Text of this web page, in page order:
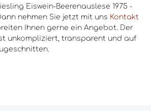
Eiswein-Beerenauslese 1975 -
nehmen Sie jetzt mit uns Kontakt
Ihnen gerne ein Angebot. Der
unkompliziert, transparent und auf